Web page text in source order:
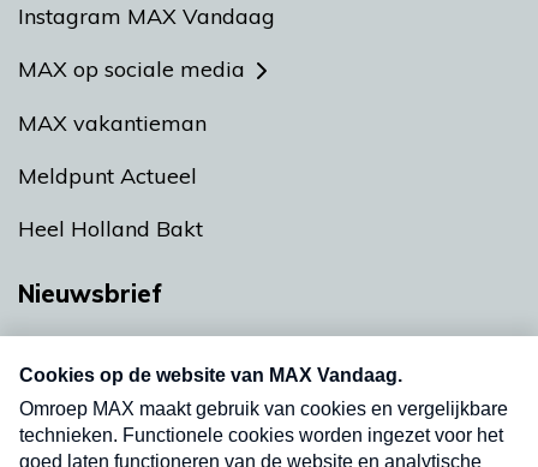
Instagram MAX Vandaag
MAX op sociale media
MAX vakantieman
Meldpunt Actueel
Heel Holland Bakt
Nieuwsbrief
nieuwsbrief. Elke vrijdag- en dinsdagochtend in
uw mailbox.